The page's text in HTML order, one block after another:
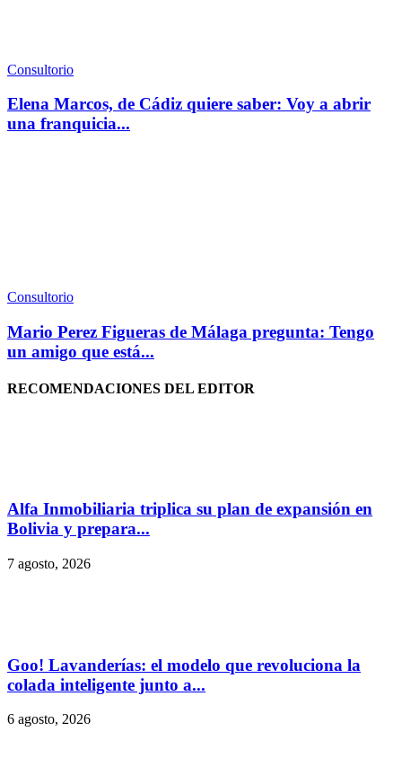
Consultorio
Elena Marcos, de Cádiz quiere saber: Voy a abrir
una franquicia...
Consultorio
Mario Perez Figueras de Málaga pregunta: Tengo
un amigo que está...
RECOMENDACIONES DEL EDITOR
Alfa Inmobiliaria triplica su plan de expansión en
Bolivia y prepara...
7 agosto, 2026
Goo! Lavanderías: el modelo que revoluciona la
colada inteligente junto a...
6 agosto, 2026